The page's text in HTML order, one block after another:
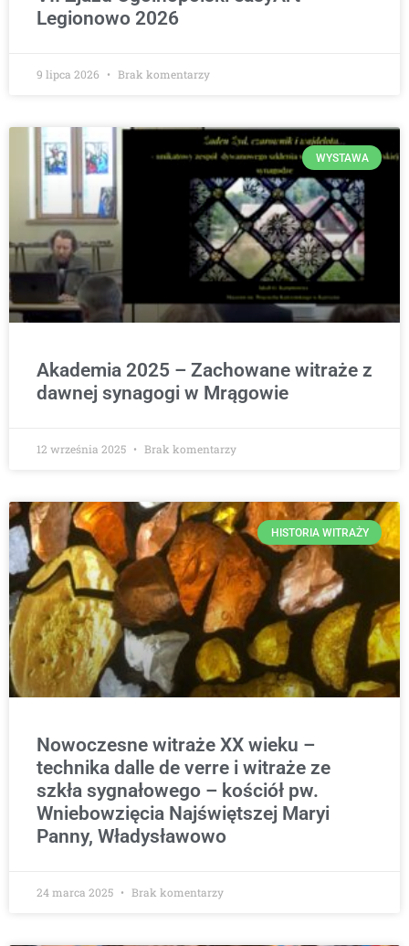
Legionowo 2026
9 lipca 2026 Brak komentarzy
WYSTAWA
Akademia 2025 – Zachowane witraże z
dawnej synagogi w Mrągowie
12 września 2025 Brak komentarzy
HISTORIA WITRAŻY
Nowoczesne witraże XX wieku –
technika dalle de verre i witraże ze
szkła sygnałowego – kościół pw.
Wniebowzięcia Najświętszej Maryi
Panny, Władysławowo
24 marca 2025 Brak komentarzy